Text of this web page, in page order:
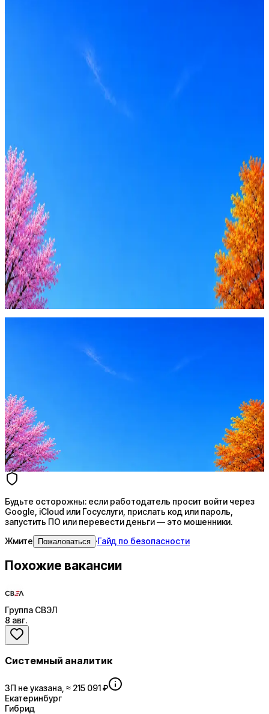
Оффер быстрее с Эйч
Будьте осторожны: если работодатель просит войти через
Google, iCloud или Госуслуги, прислать код или пароль,
запустить ПО или перевести деньги — это мошенники.
Жмите Пожаловаться
Стратегия поиска с AI: рынки, позиции, вилка, каналы
Будьте осторожны: если работодатель просит войти через
Google, iCloud или Госуслуги, прислать код или пароль,
запустить ПО или перевести деньги — это мошенники.
Жмите
Пожаловаться ·Гайд по безопасности
Похожие вакансии
Группа СВЭЛ
8 авг.
Системный аналитик
ЗП не указана, ≈ 215 091 ₽
Екатеринбург
Гибрид